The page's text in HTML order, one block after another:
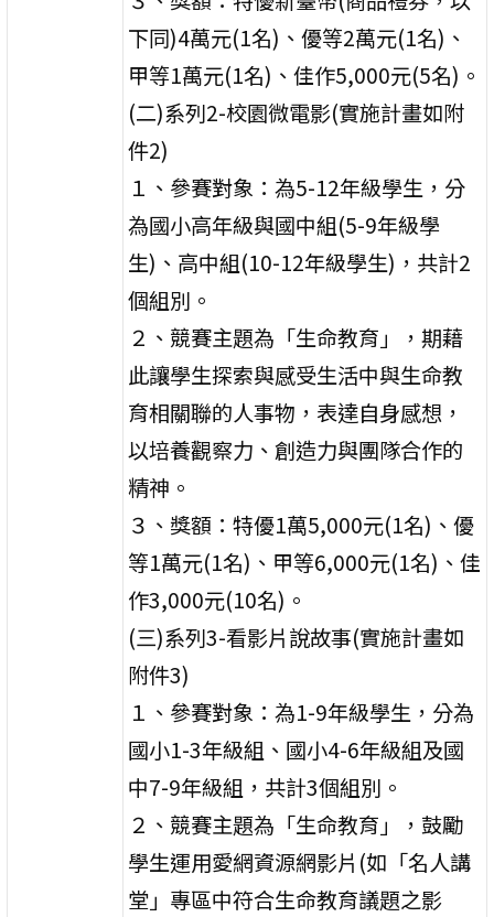
下同)4萬元(1名)、優等2萬元(1名)、
甲等1萬元(1名)、佳作5,000元(5名)。
(二)系列2-校園微電影(實施計畫如附
件2)
１、參賽對象：為5-12年級學生，分
為國小高年級與國中組(5-9年級學
生)、高中組(10-12年級學生)，共計2
個組別。
２、競賽主題為「生命教育」，期藉
此讓學生探索與感受生活中與生命教
育相關聯的人事物，表達自身感想，
以培養觀察力、創造力與團隊合作的
精神。
３、獎額：特優1萬5,000元(1名)、優
等1萬元(1名)、甲等6,000元(1名)、佳
作3,000元(10名)。
(三)系列3-看影片說故事(實施計畫如
附件3)
１、參賽對象：為1-9年級學生，分為
國小1-3年級組、國小4-6年級組及國
中7-9年級組，共計3個組別。
２、競賽主題為「生命教育」，鼓勵
學生運用愛網資源網影片(如「名人講
堂」專區中符合生命教育議題之影